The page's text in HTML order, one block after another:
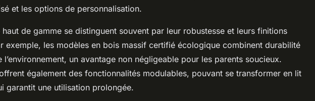
et les options de personnalisation.
haut de gamme se distinguent souvent par leur robustesse et leurs finitions
exemple, les modèles en bois massif certifié écologique combinent durabilité
l’environnement, un avantage non négligeable pour les parents soucieux.
également des fonctionnalités modulables, pouvant se transformer en lit
garantit une utilisation prolongée.